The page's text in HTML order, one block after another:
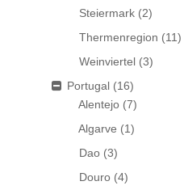
Steiermark (2)
Thermenregion (11)
Weinviertel (3)
Portugal (16)
Alentejo (7)
Algarve (1)
Dao (3)
Douro (4)